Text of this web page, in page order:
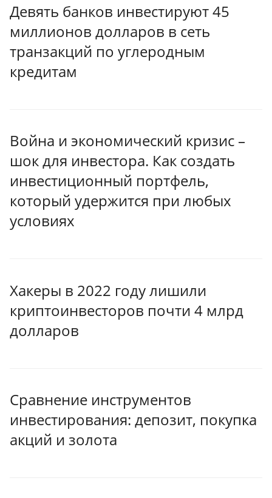
Девять банков инвестируют 45
миллионов долларов в сеть
транзакций по углеродным
кредитам
Война и экономический кризис –
шок для инвестора. Как создать
инвестиционный портфель,
который удержится при любых
условиях
Хакеры в 2022 году лишили
криптоинвесторов почти 4 млрд
долларов
Сравнение инструментов
инвестирования: депозит, покупка
акций и золота